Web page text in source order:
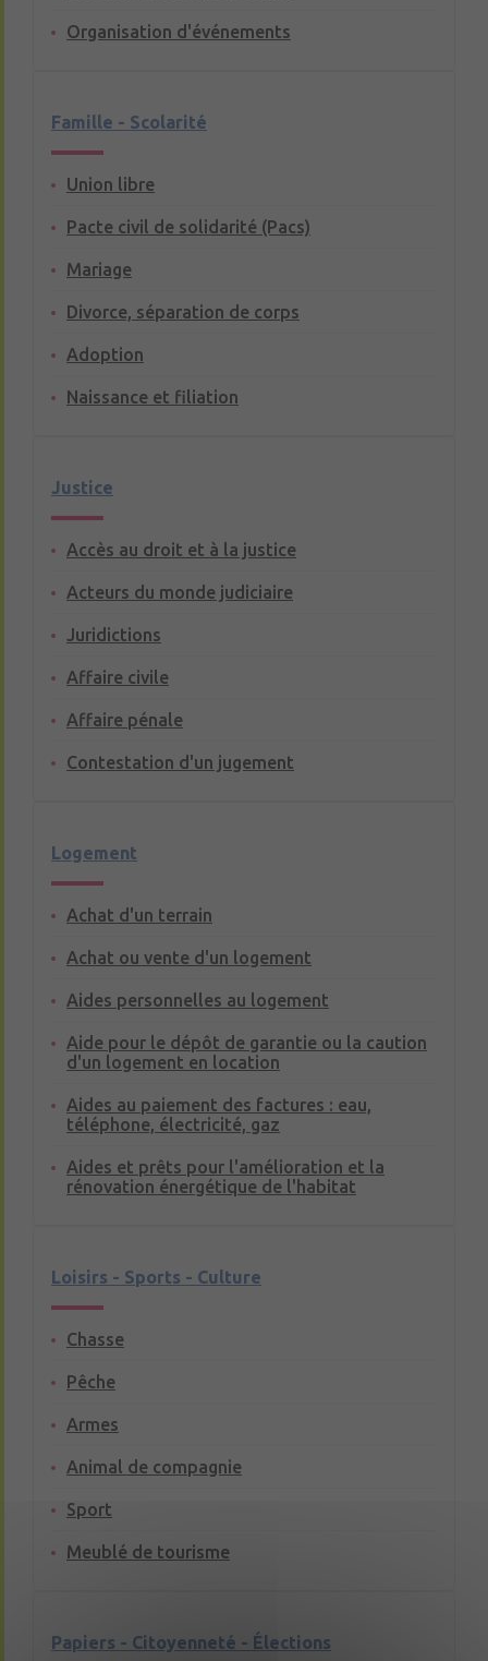
Organisation d'événements
Famille - Scolarité
Union libre
Pacte civil de solidarité (Pacs)
Mariage
Divorce, séparation de corps
Adoption
Naissance et filiation
Justice
Accès au droit et à la justice
Acteurs du monde judiciaire
Juridictions
Affaire civile
Affaire pénale
Contestation d'un jugement
Logement
Achat d'un terrain
Achat ou vente d'un logement
Aides personnelles au logement
Aide pour le dépôt de garantie ou la caution
d'un logement en location
Aides au paiement des factures : eau,
téléphone, électricité, gaz
Aides et prêts pour l'amélioration et la
rénovation énergétique de l'habitat
Loisirs - Sports - Culture
Chasse
Pêche
Armes
Animal de compagnie
Sport
Meublé de tourisme
Papiers - Citoyenneté - Élections